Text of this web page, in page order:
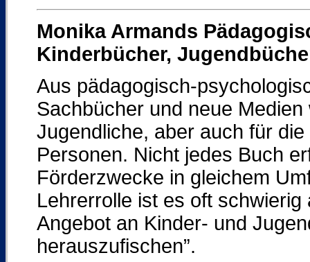
Monika Armands
Kinderbücher,
Aus pädagogisch-
Sachbücher und neue
Jugendliche, aber auch für
Personen. Nicht jedes Buch
Förderzwecke in gleichem
Lehrerrolle ist es oft
Angebot an Kinder- und
herauszufischen”.